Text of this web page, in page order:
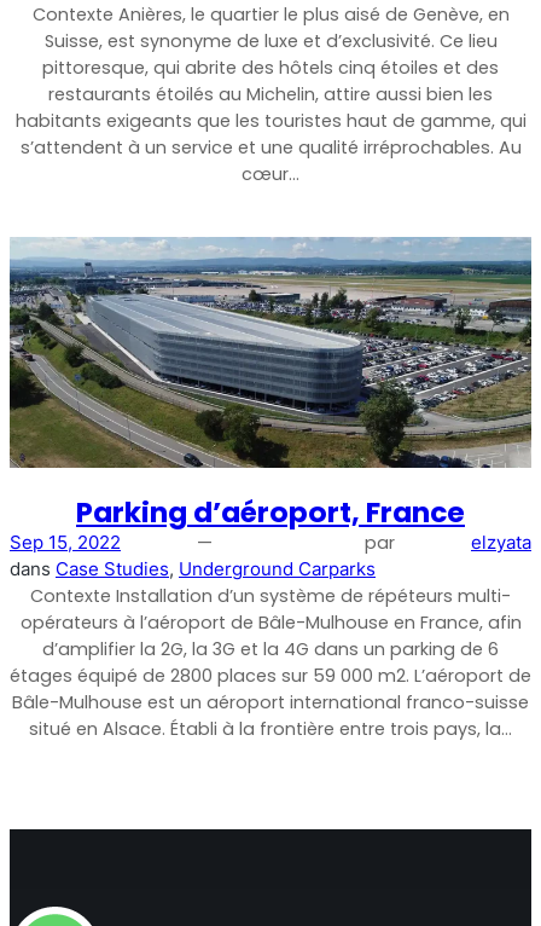
Sentinel
Moniteur de bruit du signal de liaison montante.
Octo Repeater
Contexte Anières, le quartier le plus aisé de Genève, en
Suisse, est synonyme de luxe et d’exclusivité. Ce lieu
pittoresque, qui abrite des hôtels cinq étoiles et des
restaurants étoilés au Michelin, attire aussi bien les
habitants exigeants que les touristes haut de gamme, qui
s’attendent à un service et une qualité irréprochables. Au
cœur…
Parking d’aéroport, France
Sep 15, 2022 — par
elzyata
dans Case Studies, Underground Carparks
Contexte Installation d’un système de répéteurs multi-
opérateurs à l’aéroport de Bâle-Mulhouse en France, afin
d’amplifier la 2G, la 3G et la 4G dans un parking de 6
étages équipé de 2800 places sur 59 000 m2. L’aéroport de
Bâle-Mulhouse est un aéroport international franco-suisse
situé en Alsace. Établi à la frontière entre trois pays, la…